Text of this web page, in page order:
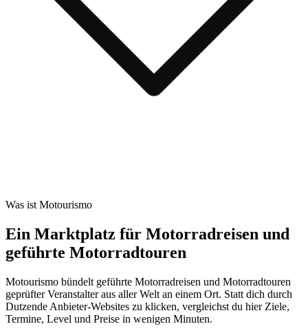
Was ist Motourismo
Ein Marktplatz für Motorradreisen und
geführte Motorradtouren
Motourismo bündelt geführte Motorradreisen und Motorradtouren
geprüfter Veranstalter aus aller Welt an einem Ort. Statt dich durch
Dutzende Anbieter-Websites zu klicken, vergleichst du hier Ziele,
Termine, Level und Preise in wenigen Minuten.